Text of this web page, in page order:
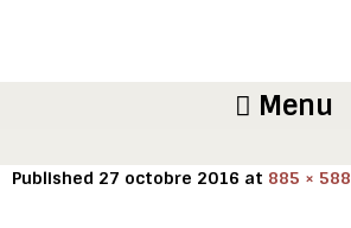
Menu
Published 27 octobre 2016 at 885 × 588